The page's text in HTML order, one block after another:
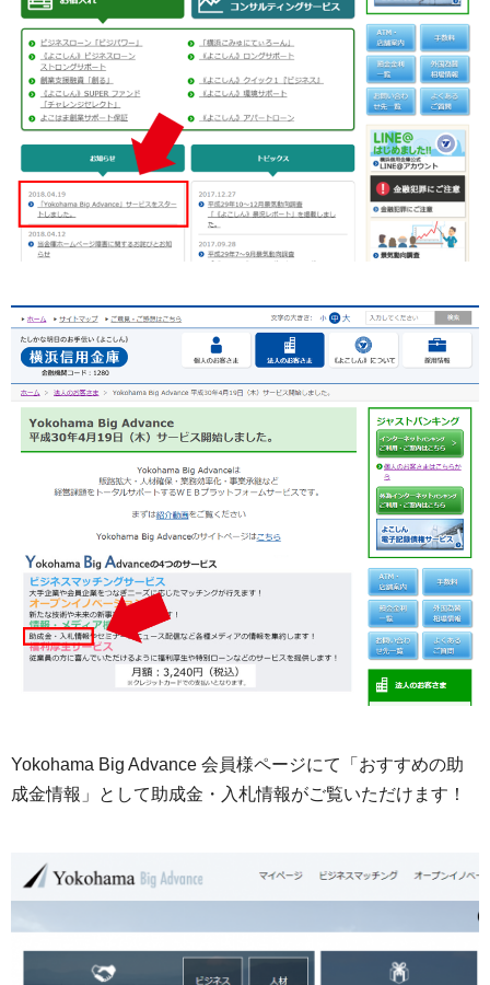
Yokohama Big Advance 会員様ページにて「おすすめの助
成金情報」として助成金・入札情報がご覧いただけます！